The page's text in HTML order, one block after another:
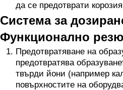
да се предотврати
Система за
Функционално
Предотвратяване на
предотвратява
твърди йони (например
повърхностите на